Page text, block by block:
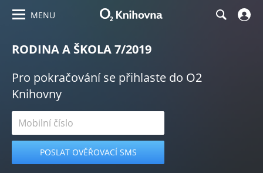
MENU
RODINA A ŠKOLA 7/2019
Pro pokračování se přihlaste do O2
Knihovny